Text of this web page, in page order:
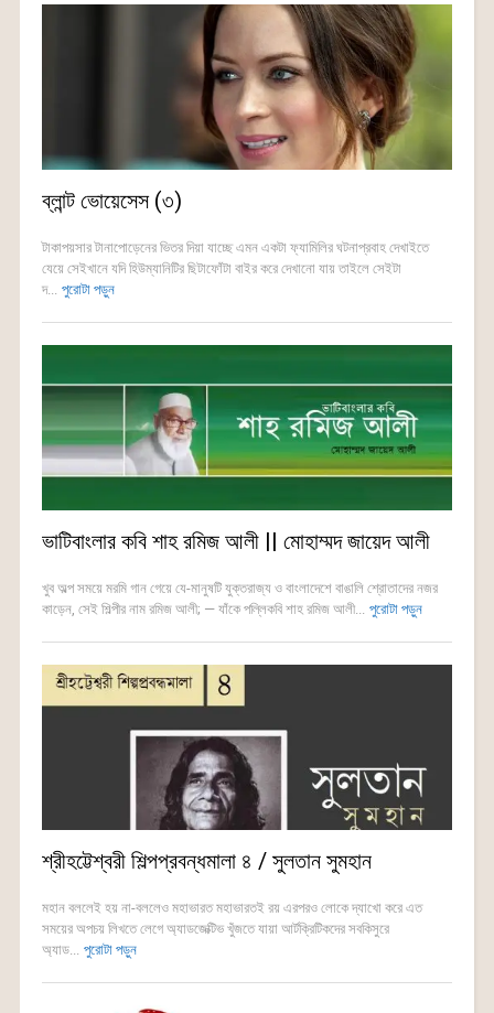
ব্লান্ট ভোয়েসেস (৩)
টাকাপয়সার টানাপোড়েনের ভিতর দিয়া যাচ্ছে এমন একটা ফ্যামিলির ঘটনাপ্রবাহ দেখাইতে
যেয়ে সেইখানে যদি হিউম্যানিটির ছিটাফোঁটা বাইর করে দেখানো যায় তাইলে সেইটা
দ... পুরোটা পড়ুন
ভাটিবাংলার কবি শাহ রমিজ আলী || মোহাম্মদ জায়েদ আলী
খুব অল্প সময়ে মরমি গান গেয়ে যে-মানুষটি যুক্তরাজ্য ও বাংলাদেশে বাঙালি শ্রোতাদের নজর
কাড়েন, সেই শিল্পীর নাম রমিজ আলী; — যাঁকে পল্লিকবি শাহ রমিজ আলী... পুরোটা পড়ুন
শ্রীহট্টেশ্বরী শিল্পপ্রবন্ধমালা ৪ / সুলতান সুমহান
মহান বললেই হয় না-বললেও মহাভারত মহাভারতই রয় এরপরও লোকে দ্যাখো করে এত
সময়ের অপচয় লিখতে লেগে অ্যাডজেক্টিভ খুঁজতে যায়া আর্টক্রিটিকদের সবকিসুরে
অ্যাড... পুরোটা পড়ুন